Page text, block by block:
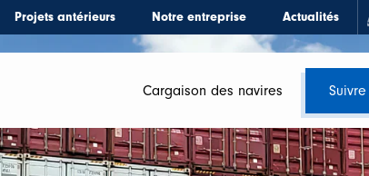
Projets antérieurs Notre entreprise Actualités
Cargaison des navires